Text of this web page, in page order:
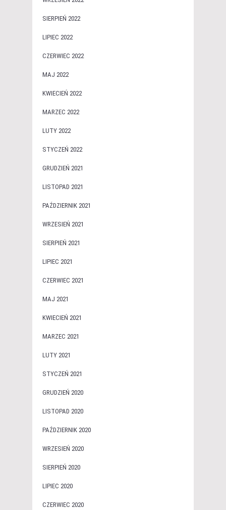
SIERPIEŃ 2022
LIPIEC 2022
CZERWIEC 2022
MAJ 2022
KWIECIEŃ 2022
MARZEC 2022
LUTY 2022
STYCZEŃ 2022
GRUDZIEŃ 2021
LISTOPAD 2021
PAŹDZIERNIK 2021
WRZESIEŃ 2021
SIERPIEŃ 2021
LIPIEC 2021
CZERWIEC 2021
MAJ 2021
KWIECIEŃ 2021
MARZEC 2021
LUTY 2021
STYCZEŃ 2021
GRUDZIEŃ 2020
LISTOPAD 2020
PAŹDZIERNIK 2020
WRZESIEŃ 2020
SIERPIEŃ 2020
LIPIEC 2020
CZERWIEC 2020